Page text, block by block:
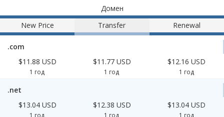
Домен
New Price
Transfer Renewal
.com
$11.88 USD
1 год
$11.77 USD
1 год
$12.16 USD
1 год
.net
$13.04 USD
1 год
$12.38 USD
1 год
$13.04 USD
1 год